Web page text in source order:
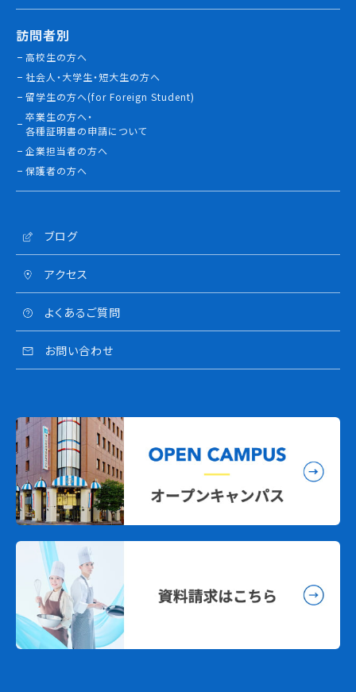
訪問者別
高校生の方へ
社会人・大学生・短大生の方へ
留学生の方へ(for Foreign Student)
卒業生の方へ・
各種証明書の申請について
企業担当者の方へ
保護者の方へ
ブログ
アクセス
よくあるご質問
お問い合わせ